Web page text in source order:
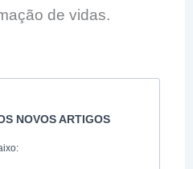
de vidas.
NOVOS ARTIGOS